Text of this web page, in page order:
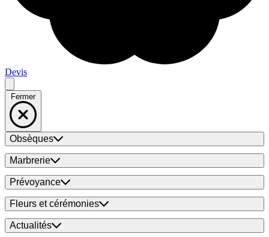
Devis
Fermer
Obsèques
Marbrerie
Prévoyance
Fleurs et cérémonies
Actualités